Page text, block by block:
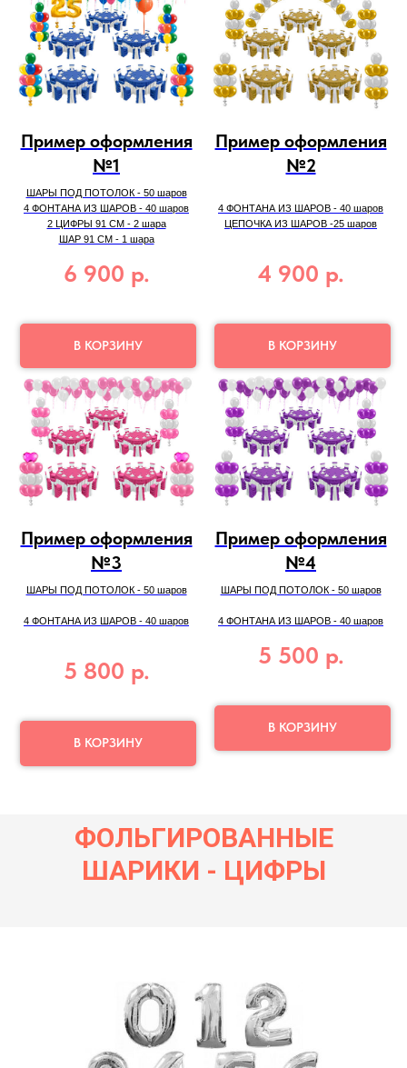
Пример оформления
№1
ШАРЫ ПОД ПОТОЛОК - 50 шаров
4 ФОНТАНА ИЗ ШАРОВ - 40 шаров
2 ЦИФРЫ 91 СМ - 2 шара
ШАР 91 СМ - 1 шара
6 900 р.
В КОРЗИНУ
Пример оформления
№2
4 ФОНТАНА ИЗ ШАРОВ - 40 шаров
ЦЕПОЧКА ИЗ ШАРОВ -25 шаров
4 900 р.
В КОРЗИНУ
Пример оформления
№3
ШАРЫ ПОД ПОТОЛОК - 50 шаров
4 ФОНТАНА ИЗ ШАРОВ - 40 шаров
5 800 р.
В КОРЗИНУ
Пример оформления
№4
ШАРЫ ПОД ПОТОЛОК - 50 шаров
4 ФОНТАНА ИЗ ШАРОВ - 40 шаров
5 500 р.
В КОРЗИНУ
ФОЛЬГИРОВАННЫЕ
ШАРИКИ - ЦИФРЫ